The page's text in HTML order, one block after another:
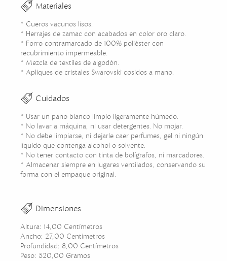
Materiales
* Cueros vacunos lisos.
* Herrajes de zamac con acabados en color oro claro.
* Forro contramarcado de 100% poliéster con
recubrimiento impermeable.
* Mezcla de textiles de algodón.
* Apliques de cristales Swarovski cosidos a mano.
Cuidados
* Usar un paño blanco limpio ligeramente húmedo.
* No lavar a máquina, ni usar detergentes. No mojar.
* No debe limpiarse, ni dejarle caer perfumes, gel ni ningún
líquido que contenga alcohol o solvente.
* No tener contacto con tinta de bolígrafos, ni marcadores.
* Almacenar siempre en lugares ventilados, conservando su
forma con el empaque original.
Dimensiones
Altura: 14,00 Centímetros
Ancho: 27,00 Centímetros
Profundidad: 8,00 Centímetros
Peso: 520,00 Gramos